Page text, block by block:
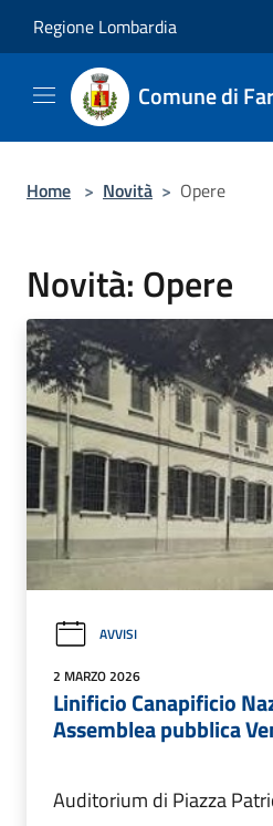
Regione Lombardia
Comune di
Home > Novità > Opere
Novità: Opere
AVVISI
2 MARZO 2026
Linificio Canapificio
Assemblea pubblica
Auditorium di Piazza